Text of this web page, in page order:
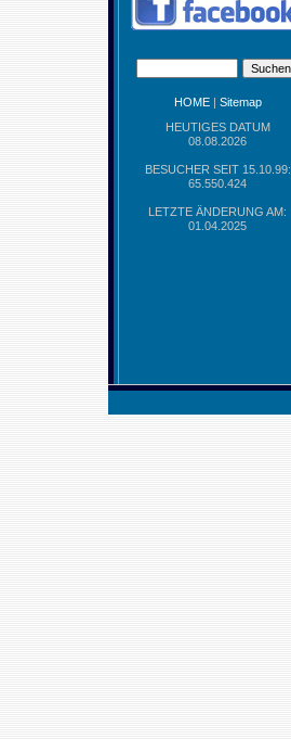
HOME| Sitemap
HEUTIGES DATUM
08.08.2026
BESUCHER SEIT 15.10.99:
65.550.424
LETZTE ÄNDERUNG AM:
01.04.2025